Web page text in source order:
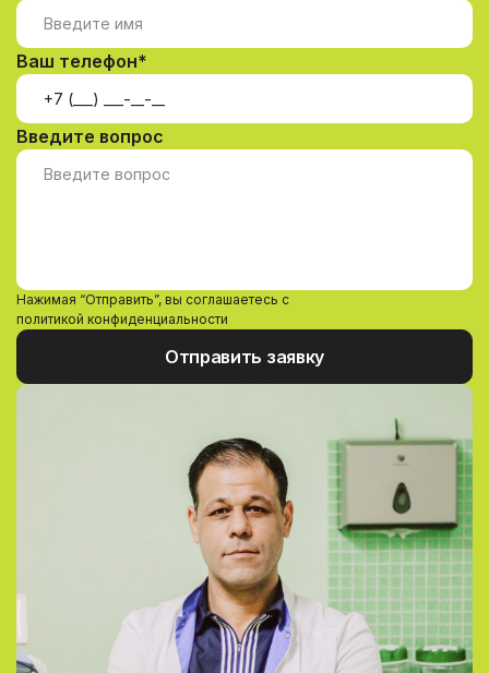
Ваш телефон*
Введите вопрос
Нажимая “Отправить”, вы соглашаетесь с
политикой конфиденциальности
Отправить заявку